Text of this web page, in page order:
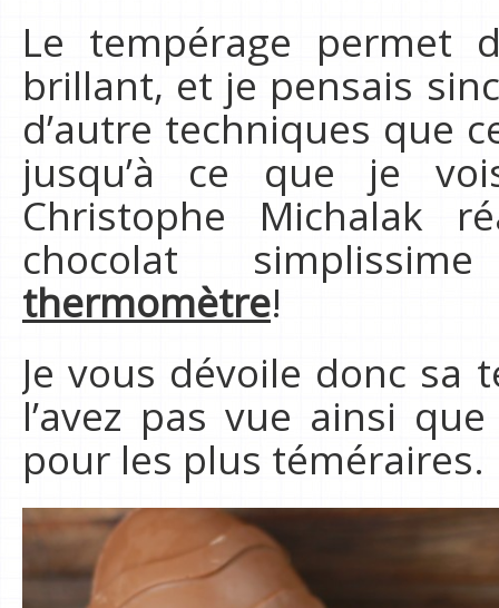
Le tempérage permet
brillant, et je pensais
d’autre techniques que
jusqu’à ce que je
Christophe Michalak
chocolat
thermomètre!
Je vous dévoile donc sa
l’avez pas vue ainsi
pour les plus téméraires.